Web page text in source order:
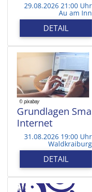
29.08.2026 21:00 Uhr
Au am Inn
DETAIL
Grundlagen
Internet
31.08.2026 19:00 Uhr
Waldkraiburg
DETAIL